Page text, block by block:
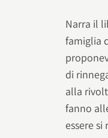
Narra il
famiglia
di
alla
fanno
essere